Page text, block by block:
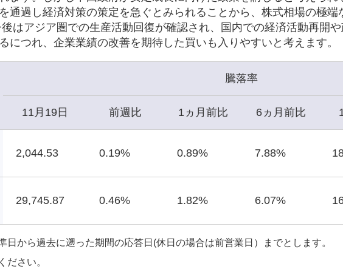
通過し経済対策の策定を急ぐとみられることから、株式相場の極端
はアジア圏での生産活動回復が確認され、国内での経済活動再開
につれ、企業業績の改善を期待した買いも入りやすいと考えます。
騰落率
11月19日 前週比 1ヵ月前比 6ヵ月前比
2,044.53 0.19% 0.89% 7.88%
29,745.87 0.46% 1.82% 6.07%
日から過去に遡った期間の応答日(休日の場合は前営業日）までとします。
ださい。